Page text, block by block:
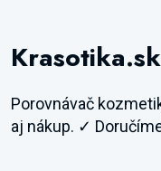
Krasotika.sk
Porovnávač
aj nákup. ✓